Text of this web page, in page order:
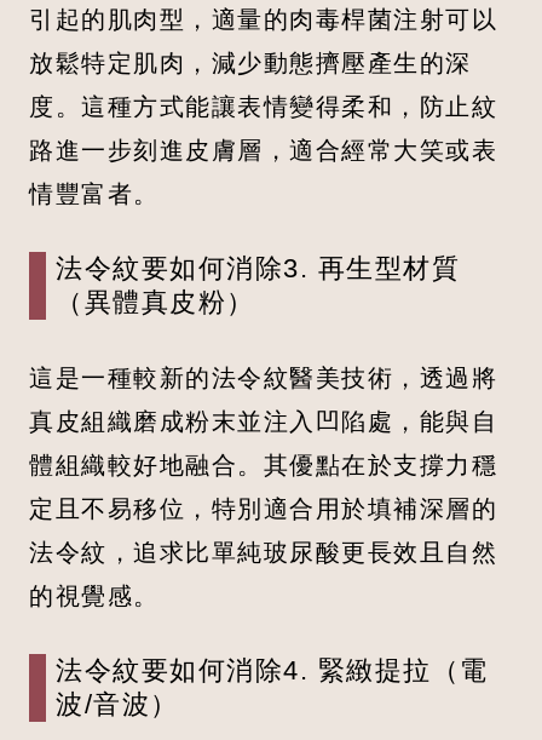
引起的肌肉型，適量的肉毒桿菌注射可以
放鬆特定肌肉，減少動態擠壓產生的深
度。這種方式能讓表情變得柔和，防止紋
路進一步刻進皮膚層，適合經常大笑或表
情豐富者。
法令紋要如何消除3. 再生型材質
（異體真皮粉）
這是一種較新的法令紋醫美技術，透過將
真皮組織磨成粉末並注入凹陷處，能與自
體組織較好地融合。其優點在於支撐力穩
定且不易移位，特別適合用於填補深層的
法令紋，追求比單純玻尿酸更長效且自然
的視覺感。
法令紋要如何消除4. 緊緻提拉（電
波/音波）